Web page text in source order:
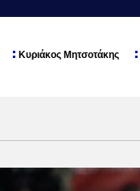
Κυριάκος Μητσοτάκης